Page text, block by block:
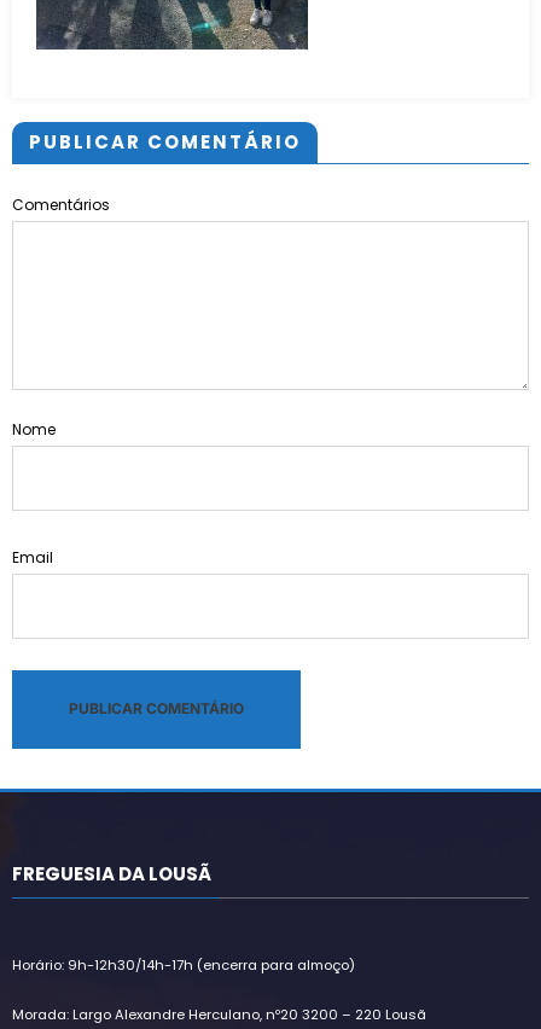
PUBLICAR COMENTÁRIO
Comentários
Nome
Email
FREGUESIA DA LOUSÃ
Horário: 9h-12h30/14h-17h (encerra para almoço)
Morada: Largo Alexandre Herculano, nº20 3200 – 220 Lousã